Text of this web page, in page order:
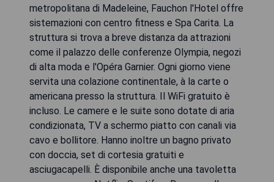
metropolitana di Madeleine, Fauchon l'Hotel offre
sistemazioni con centro fitness e Spa Carita. La
struttura si trova a breve distanza da attrazioni
come il palazzo delle conferenze Olympia, negozi
di alta moda e l'Opéra Garnier. Ogni giorno viene
servita una colazione continentale, à la carte o
americana presso la struttura. Il WiFi gratuito è
incluso. Le camere e le suite sono dotate di aria
condizionata, TV a schermo piatto con canali via
cavo e bollitore. Hanno inoltre un bagno privato
con doccia, set di cortesia gratuiti e
asciugacapelli. È disponibile anche una tavoletta